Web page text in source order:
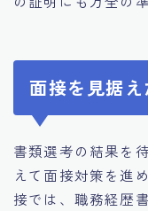
面接を見据
書類選考の結果を
えて面接対策を進
接では、職務経歴